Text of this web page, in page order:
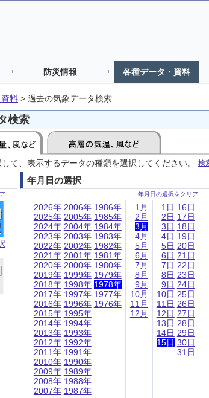
防災情報 各種データ・資料
料 > 過去の気象データ検索
検索
て、表示するデータの種類を選択してください。 検
年月日の選択
年月日の選択をクリア
2026年
2025年
2024年
2023年
2022年
2021年
2020年
2019年
2018年
2017年
2016年
2015年
2014年
2013年
2012年
2011年
2010年
2009年
2008年
2007年
2006年
2005年
2004年
2003年
2002年
2001年
2000年
1999年
1998年
1997年
1996年
1995年
1994年
1993年
1992年
1991年
1990年
1989年
1988年
1987年
1986年
1985年
1984年
1983年
1982年
1981年
1980年
1979年
1978年
1977年
1976年
1月
2月
3月
4月
5月
6月
7月
8月
9月
10月
11月
12月
1日
2日
3日
4日
5日
6日
7日
8日
9日
10日
11日
12日
13日
14日
15日
16日
17日
18日
19日
20日
21日
22日
23日
24日
25日
26日
27日
28日
29日
30日
31日